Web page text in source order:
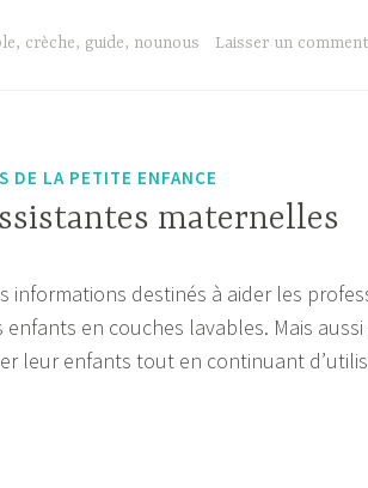
, crèche, guide, nounous Laisser un
DE LA PETITE ENFANCE
maternelles
informations destinés à aider les
en couches lavables. Mais
leur enfants tout en continuant